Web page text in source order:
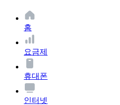
홈
요금제
휴대폰
인터넷